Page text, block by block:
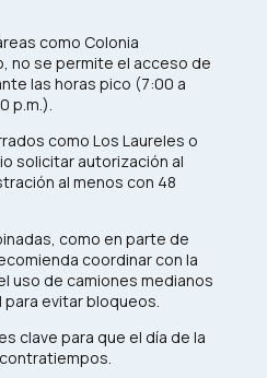
como Colonia
no se permite el acceso de
las horas pico (7:00 a
p.m.).
como Los Laureles o
solicitar autorización al
al menos con 48
como en parte de
coordinar con la
uso de camiones medianos
evitar bloqueos.
clave para que el día de la